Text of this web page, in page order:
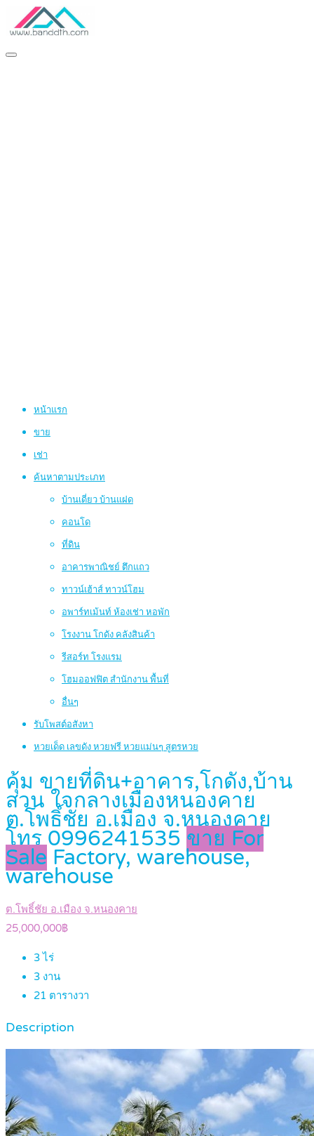
หน้าแรก
ขาย
เช่า
ค้นหาตามประเภท
บ้านเดี่ยว บ้านแฝด
คอนโด
ที่ดิน
อาคารพาณิชย์ ตึกแถว
ทาวน์เฮ้าส์ ทาวน์โฮม
อพาร์ทเม้นท์ ห้องเช่า หอพัก
โรงงาน โกดัง คลังสินค้า
รีสอร์ท โรงแรม
โฮมออฟฟิต สำนักงาน พื้นที่
อื่นๆ
รับโพสต์อสังหา
หวยเด็ด เลขดัง หวยฟรี หวยแม่นๆ สูตรหวย
คุ้ม ขายที่ดิน+อาคาร,โกดัง,บ้าน
สวน ใจกลางเมืองหนองคาย
ต.โพธิ์ชัย อ.เมือง จ.หนองคาย
โทร 0996241535 ขาย For
Sale Factory, warehouse,
warehouse
ต.โพธิ์ชัย อ.เมือง จ.หนองคาย
25,000,000฿
3ไร่
3 งาน
21 ตารางวา
Description